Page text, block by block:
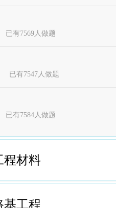
已有7569人做题
已有7547人做题
已有7584人做题
程材料
基工程